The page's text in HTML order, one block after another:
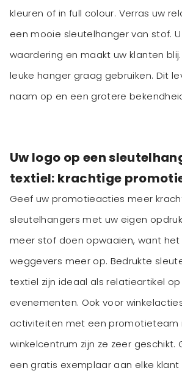
kleuren of in full colour. Verras uw
een mooie sleutelhanger van stof.
waardering en maakt uw klanten blij.
leuke hanger graag gebruiken. Dit
naam op en een grotere
Uw logo op een
textiel: krachtige
Geef uw promotieacties meer
sleutelhangers met uw eigen
meer stof doen opwaaien, want
weggevers meer op. Bedrukte
textiel zijn ideaal als relatieartikel
evenementen. Ook voor
activiteiten met een promotieteam
winkelcentrum zijn ze zeer geschikt.
een gratis exemplaar aan elke klant